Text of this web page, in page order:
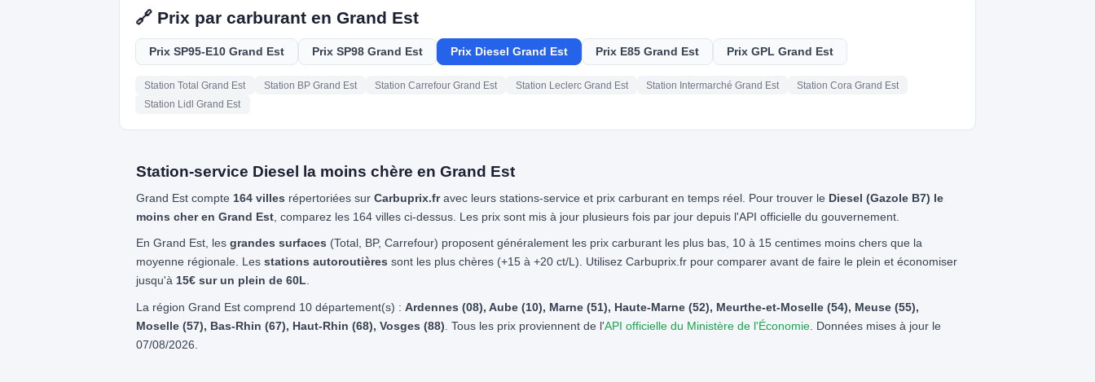
🔗 Prix par carburant en Grand Est
Prix SP95-E10 Grand Est Prix SP98 Grand Est Prix Diesel Grand Est Prix E85 Grand Est Prix GPL Grand Est
Station Total Grand Est Station BP Grand Est Station Carrefour Grand Est Station Leclerc Grand Est Station Intermarché Grand Est
Station Cora Grand Est
Station Lidl Grand Est
Station-service Diesel la moins chère en Grand Est
Grand Est compte 164 villes répertoriées sur Carbuprix.fravec leurs stations-service et prix carburant en temps réel. Pour trouver le Diesel (Gazole B7) le
moins cher en Grand Est, comparez les 164 villes ci-dessus. Les prix sont mis à jour plusieurs fois par jour depuis l'API officielle du gouvernement.
En Grand Est, les grandes surfaces (Total, BP, Carrefour) proposent généralement les prix carburant les plus bas, 10 à 15 centimes moins chers que la
moyenne régionale. Les stations autoroutières sont les plus chères (+15 à +20 ct/L). Utilisez Carbuprix.fr pour comparer avant de faire le plein et économiser
jusqu'à 15€ sur un plein de 60L.
La région Grand Est comprend 10 département(s) : Ardennes (08), Aube (10), Marne (51), Haute-Marne (52), Meurthe-et-Moselle (54), Meuse (55),
Moselle (57), Bas-Rhin (67), Haut-Rhin (68), Vosges (88) . Tous les prix proviennent de l'API officielle du Ministère de l'Économie. Données mises à jour le
07/08/2026.